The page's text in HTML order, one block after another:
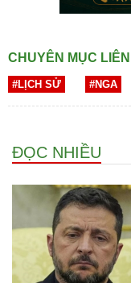
CHUYÊN MỤC
#LỊCH SỬ #NGA
ĐỌC NHIỀU